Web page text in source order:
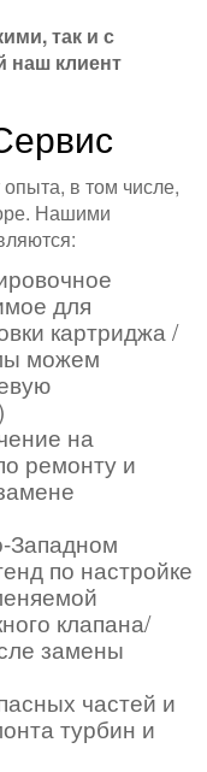
так и с
наш клиент
в том числе,
Нашими
для
картриджа /
можем
на
ремонту и
Западном
по настройке
клапана/
замены
частей и
турбин и